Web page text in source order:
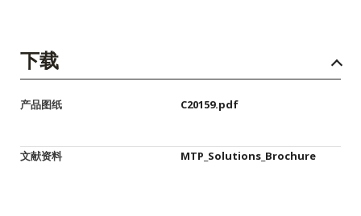
下载
产品图纸 C20159.pdf
文献资料 MTP_Solutions_Brochure